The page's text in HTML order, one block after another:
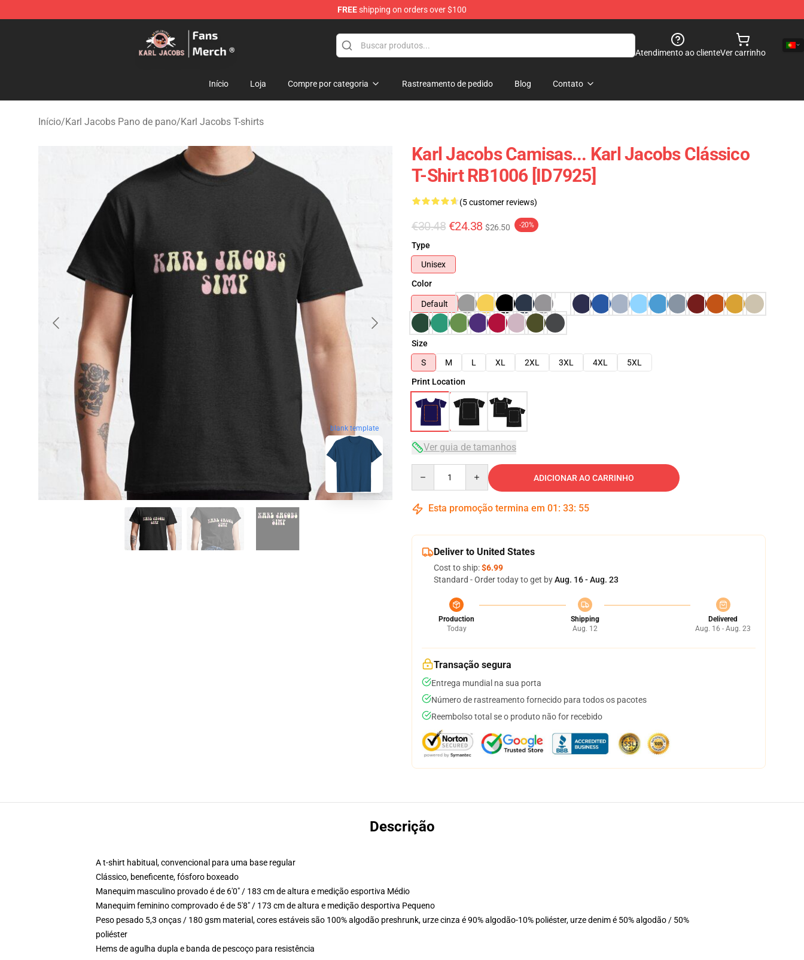
FREEshipping on orders over $100
Karl Jacobs Store - Official Karl Jacobs Merchandise Shop
Atendimento ao clienteVer carrinho
Início Loja Compre por categoria Rastreamento de pedido Blog Contato
Início/Karl Jacobs Pano de pano/Karl Jacobs T-shirts
blank template
Karl Jacobs Camisas... Karl Jacobs Clássico
T-Shirt RB1006 [ID7925]
(5 customer reviews)
€30.48 €24.38 $26.50 -20%
Type
Unisex
Color
Default
Size
S
M L XL 2XL 3XL 4XL
5XL
Print Location
Ver guia de tamanhos
ADICIONAR AO CARRINHO
Esta promoção termina em 01 : 33: 54
Deliver to United States
Cost to ship:$6.99
Standard - Order today to get byAug. 16 - Aug. 23
Production
Today
Shipping
Aug. 12
Delivered
Aug. 16 - Aug. 23
Transação segura
Entrega mundial na sua porta
Número de rastreamento fornecido para todos os pacotes
Reembolso total se o produto não for recebido
Descrição
A t-shirt habitual, convencional para uma base regular
Clássico, beneficente, fósforo boxeado
Manequim masculino provado é de 6'0" / 183 cm de altura e medição esportiva Médio
Manequim feminino comprovado é de 5'8" / 173 cm de altura e medição desportiva Pequeno
Peso pesado 5,3 onças / 180 gsm material, cores estáveis são 100% algodão preshrunk, urze cinza é 90% algodão-10% poliéster, urze denim é 50% algodão / 50%
poliéster
Hems de agulha dupla e banda de pescoço para resistência